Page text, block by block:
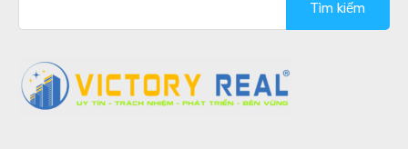
kiếm
cho: